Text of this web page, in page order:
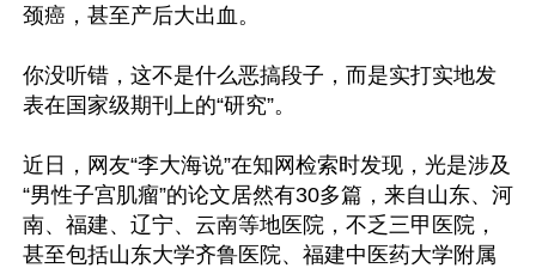
颈癌，甚至产后大出血。
你没听错，这不是什么恶搞段子，而是实打实地发
表在国家级期刊上的“研究”。
近日，网友“李大海说”在知网检索时发现，光是涉及
“男性子宫肌瘤”的论文居然有30多篇，来自山东、河
南、福建、辽宁、云南等地医院，不乏三甲医院，
甚至包括山东大学齐鲁医院、福建中医药大学附属